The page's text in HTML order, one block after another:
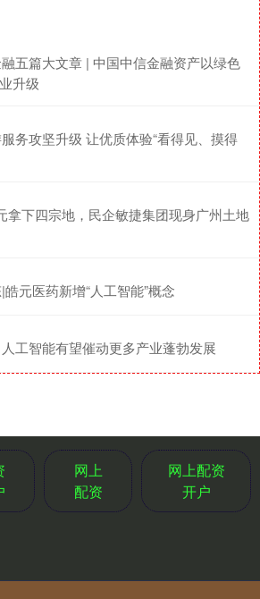
五篇大文章 | 中国中信金融资产以绿色
升级
务攻坚升级 让优质体验“看得见、摸得
拿下四宗地，民企敏捷集团现身广州土地
元医药新增“人工智能”概念
工智能有望催动更多产业蓬勃发展
网上
配资
网上配资
开户